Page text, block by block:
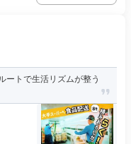
ートで生活リズムが整う